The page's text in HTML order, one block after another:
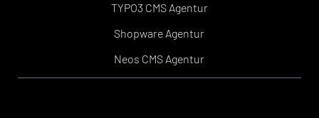
TYPO3 CMS Agentur
Shopware Agentur
Neos CMS Agentur